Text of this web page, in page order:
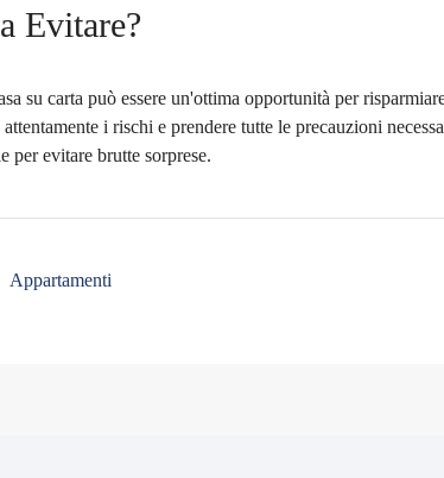
Evitare?
su carta può essere un'ottima opportunità per
i rischi e prendere tutte le precauzioni
per evitare brutte sorprese.
Appartamenti